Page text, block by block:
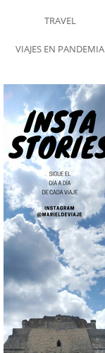
TRAVEL
VIAJES EN PANDEMIA